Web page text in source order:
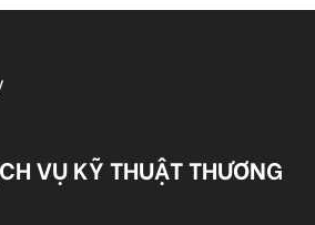
VỤ KỸ THUẬT THƯƠNG